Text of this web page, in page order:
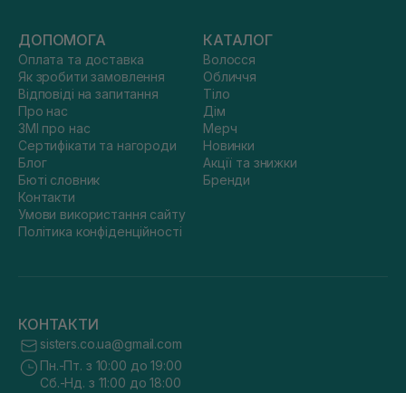
ДОПОМОГА
Оплата та доставка
Як зробити замовлення
Відповіді на запитання
Про нас
ЗМІ про нас
Сертифікати та нагороди
Блог
Бюті словник
Контакти
Умови використання сайту
Політика конфіденційності
КАТАЛОГ
Волосся
Обличчя
Тіло
Дім
Мерч
Новинки
Акції та знижки
Бренди
КОНТАКТИ
sisters.co.ua@gmail.com
Пн.-Пт. з 10:00 до 19:00
Сб.-Нд. з 11:00 до 18:00